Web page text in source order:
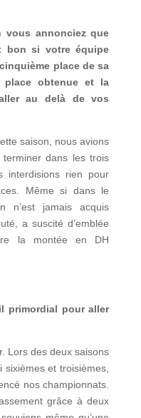
vous annonciez que
bon si votre équipe
place de sa
place obtenue et la
au delà de vos
saison, nous avions
dans les trois
interdisions rien pour
Même si dans le
n’est jamais acquis
a suscité d’emblée
la montée en DH
primordial pour aller
Lors des deux saisons
et troisièmes,
nos championnats.
grâce à deux